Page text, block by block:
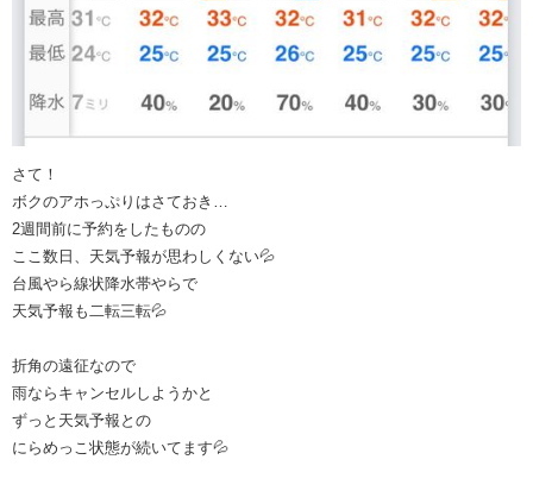
さて！
ボクのアホっぷりはさておき…
2週間前に予約をしたものの
ここ数日、天気予報が思わしくない💦
台風やら線状降水帯やらで
天気予報も二転三転💦
折角の遠征なので
雨ならキャンセルしようかと
ずっと天気予報との
にらめっこ状態が続いてます💦